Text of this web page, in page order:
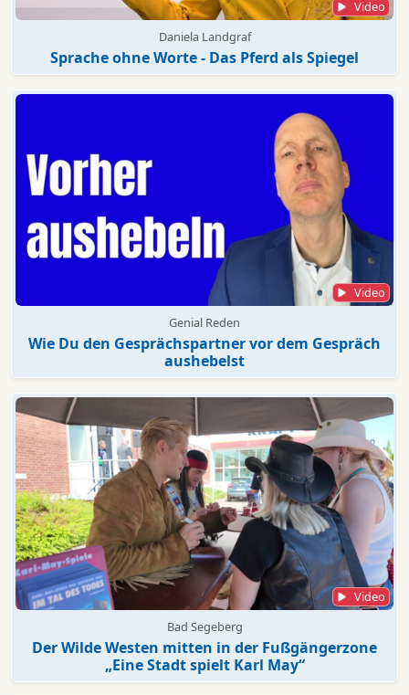
Video
Daniela Landgraf
Sprache ohne Worte - Das Pferd als Spiegel
Video
Genial Reden
Wie Du den Gesprächspartner vor dem Gespräch
aushebelst
Video
Bad Segeberg
Der Wilde Westen mitten in der Fußgängerzone
„Eine Stadt spielt Karl May“